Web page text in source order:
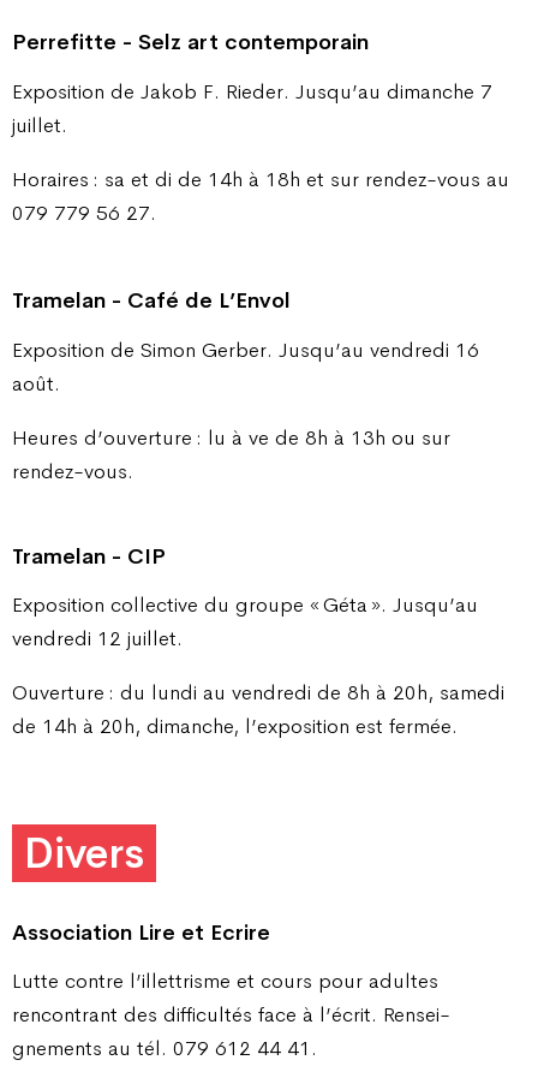
Perrefitte - Selz art contemporain
Exposition de Jakob F. Rieder. Jusqu’au dimanche 7
juillet.
Horaires : sa et di de 14h à 18h et sur rendez-vous au
079 779 56 27.
Tramelan - Café de L’Envol
Exposition de Simon Gerber. Jusqu’au vendredi 16
août.
Heures d’ouverture : lu à ve de 8h à 13h ou sur
rendez-vous.
Tramelan - CIP
Exposition collective du groupe « Géta ». Jusqu’au
vendredi 12 juillet.
Ouverture : du lundi au vendredi de 8h à 20h, samedi
de 14h à 20h, dimanche, l’exposition est fermée.
Divers
Association Lire et Ecrire
Lutte contre l’illettrisme et cours pour adultes
rencontrant des difficultés face à l’écrit. Rensei­
gnements au tél. 079 612 44 41.